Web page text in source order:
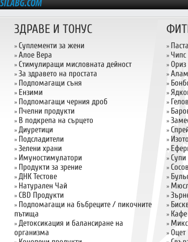
ЗДРАВЕ И ТОНУС
» Суплементи за жени
» Алое Вера
» Стимулиращи мисловната дейност
» За здравето на простата
» Подпомагащи съня
» Ензими
» Подпомагащи черния дроб
» Пчелни продукти
» В подкрепа на сърцето
» Диуретици
» Подсладители
» Зелени храни
» Имуностимулатори
» Продукти за зрение
» ДНК Тестове
» Натурален Чай
» CBD Продукти
» Подпомагащи на бъбреците / пикочните
пътища
» Детоксикация и балансиране на
организма
» Паста
» Чипс
» Ориз
»
»
»
»
»
»
»
»
»
» Супи
»
»
»
»
»
» Кафе
»
» Оцет